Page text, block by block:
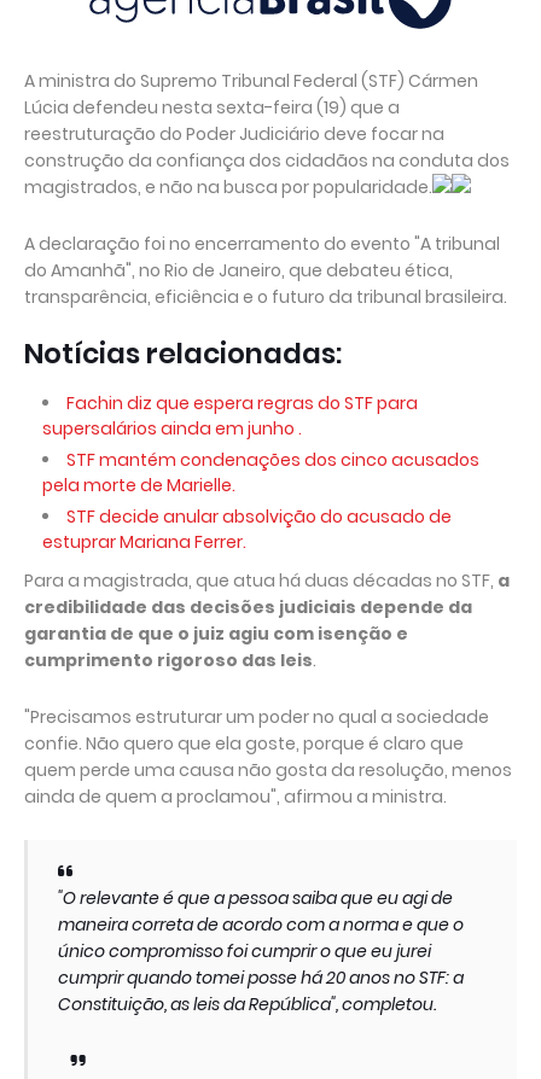
A ministra do Supremo Tribunal Federal (STF) Cármen
Lúcia defendeu nesta sexta-feira (19) que a
reestruturação do Poder Judiciário deve focar na
construção da confiança dos cidadãos na conduta dos
magistrados, e não na busca por popularidade.
A declaração foi no encerramento do evento "A tribunal
do Amanhã", no Rio de Janeiro, que debateu ética,
transparência, eficiência e o futuro da tribunal brasileira.
Notícias relacionadas:
Fachin diz que espera regras do STF para
supersalários ainda em junho .
STF mantém condenações dos cinco acusados
pela morte de Marielle.
STF decide anular absolvição do acusado de
estuprar Mariana Ferrer.
Para a magistrada, que atua há duas décadas no STF, a
credibilidade das decisões judiciais depende da
garantia de que o juiz agiu com isenção e
cumprimento rigoroso das leis.
"Precisamos estruturar um poder no qual a sociedade
confie. Não quero que ela goste, porque é claro que
quem perde uma causa não gosta da resolução, menos
ainda de quem a proclamou", afirmou a ministra.
"O relevante é que a pessoa saiba que eu agi de
maneira correta de acordo com a norma e que o
único compromisso foi cumprir o que eu jurei
cumprir quando tomei posse há 20 anos no STF: a
Constituição, as leis da República", completou.